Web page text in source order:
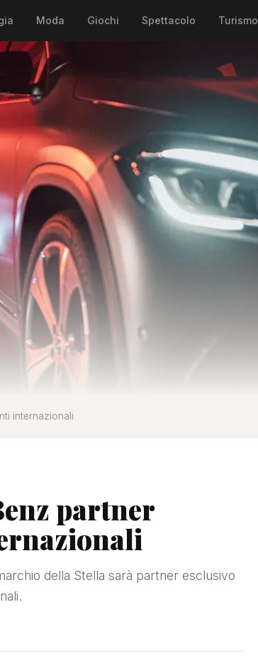
Moda Giochi Spettacolo Turismo
internazionali
partner
della Stella sarà partner esclusivo